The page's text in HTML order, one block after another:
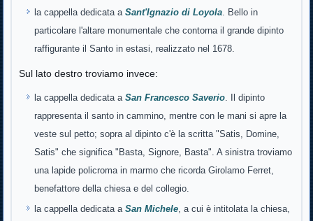
la cappella dedicata aSant'Ignazio di Loyola. Bello in
particolare l'altare monumentale che contorna il grande dipinto
raffigurante il Santo in estasi, realizzato nel 1678.
Sul lato destro troviamo invece:
la cappella dedicata aSan Francesco Saverio. Il dipinto
rappresenta il santo in cammino, mentre con le mani si apre la
veste sul petto; sopra al dipinto c'è la scritta "Satis, Domine,
Satis" che significa "Basta, Signore, Basta". A sinistra troviamo
una lapide policroma in marmo che ricorda Girolamo Ferret,
benefattore della chiesa e del collegio.
la cappella dedicata aSan Michele, a cui è intitolata la chiesa,